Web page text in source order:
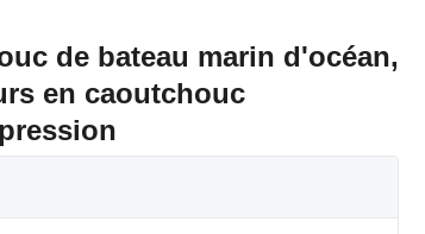
de bateau marin d'océan,
en caoutchouc